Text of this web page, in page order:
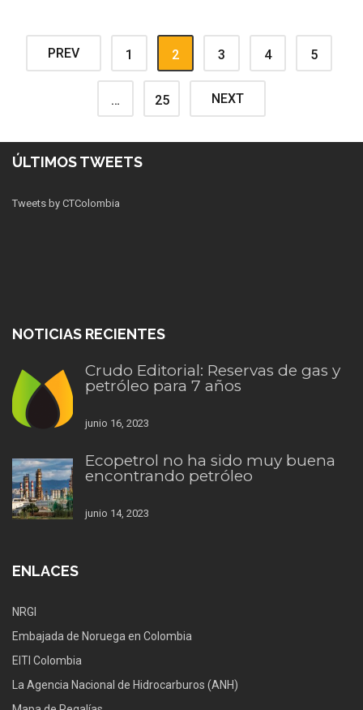
PREV 1 2 3 4 5
… 25 NEXT
ÚLTIMOS TWEETS
Tweets by CTColombia
NOTICIAS RECIENTES
Crudo Editorial: Reservas de gas y
petróleo para 7 años
junio 16, 2023
Ecopetrol no ha sido muy buena
encontrando petróleo
junio 14, 2023
ENLACES
NRGI
Embajada de Noruega en Colombia
EITI Colombia
La Agencia Nacional de Hidrocarburos (ANH)